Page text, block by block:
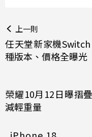
上一則
任天堂新家機
種版本、價格全曝光
榮耀10月12日曝摺
減輕重量